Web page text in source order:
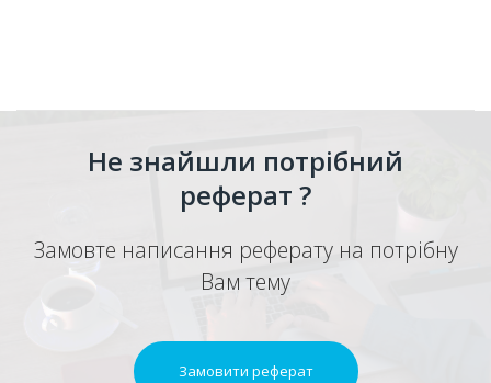
Не знайшли потрібний
реферат ?
Замовте написання реферату на потрібну
Вам тему
Замовити реферат